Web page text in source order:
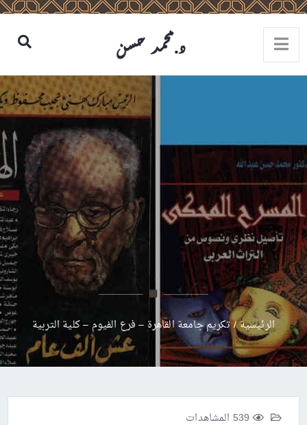
الرئيسية/تكريم جامعة القاهرة – فرع الفيوم – كلية التربية